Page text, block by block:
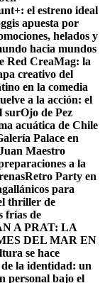
el estreno ideal
apuesta por
helados y
hacia mundos
Red CreaMag: la
creativo del
en la comedia
a la acción: el
surOjo de Pez
acuática de Chile
Palace en
Maestro
a la
Retro Party en
para
thriller de
frías de
A PRAT: LA
DEL MAR EN
se hace
la identidad: un
personal bajo el